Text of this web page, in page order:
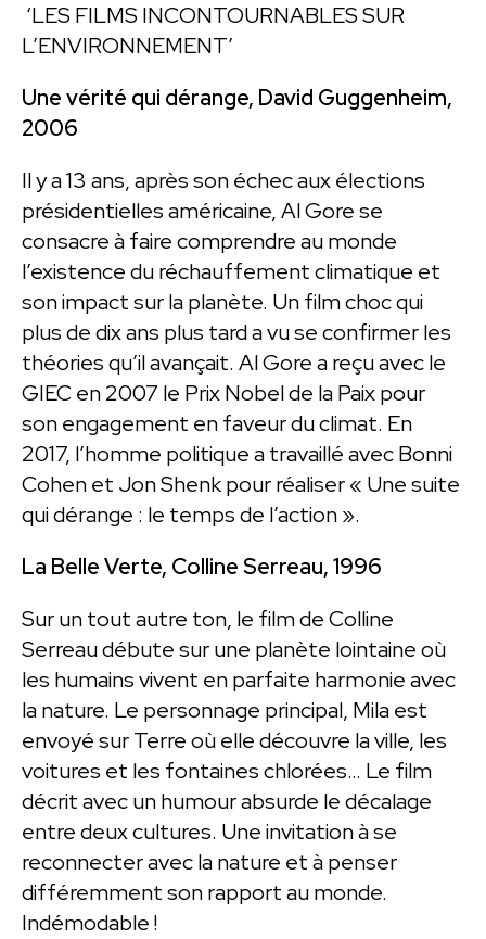
‘LES FILMS INCONTOURNABLES SUR
L’ENVIRONNEMENT’
Une vérité qui dérange, David Guggenheim,
2006
Il y a 13 ans, après son échec aux élections
présidentielles américaine, Al Gore se
consacre à faire comprendre au monde
l’existence du réchauffement climatique et
son impact sur la planète. Un film choc qui
plus de dix ans plus tard a vu se confirmer les
théories qu’il avançait. Al Gore a reçu avec le
GIEC en 2007 le Prix Nobel de la Paix pour
son engagement en faveur du climat. En
2017, l’homme politique a travaillé avec Bonni
Cohen et Jon Shenk pour réaliser « Une suite
qui dérange : le temps de l’action ».
La Belle Verte, Colline Serreau, 1996
Sur un tout autre ton, le film de Colline
Serreau débute sur une planète lointaine où
les humains vivent en parfaite harmonie avec
la nature. Le personnage principal, Mila est
envoyé sur Terre où elle découvre la ville, les
voitures et les fontaines chlorées… Le film
décrit avec un humour absurde le décalage
entre deux cultures. Une invitation à se
reconnecter avec la nature et à penser
différemment son rapport au monde.
Indémodable !